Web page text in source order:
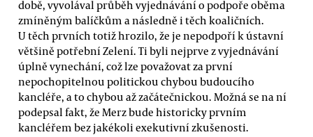
době, vyvolával průběh vyjednávání o podpoře oběma
zmíněným balíčkům a následně i těch koaličních.
U těch prvních totiž hrozilo, že je nepodpoří k ústavní
většině potřební Zelení. Ti byli nejprve z vyjednávání
úplně vynechání, což lze považovat za první
nepochopitelnou politickou chybou budoucího
kancléře, a to chybou až začátečnickou. Možná se na ní
podepsal fakt, že Merz bude historicky prvním
kancléřem bez jakékoli exekutivní zkušenosti.